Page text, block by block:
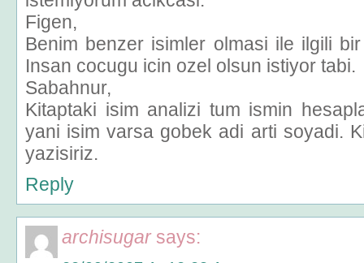
Figen,
Benim benzer isimler olmasi ile ilgili
Insan cocugu icin ozel olsun istiyor tabi.
Sabahnur,
Kitaptaki isim analizi tum ismin
yani isim varsa gobek adi arti soyadi.
yazisiriz.
Reply
archisugar says: